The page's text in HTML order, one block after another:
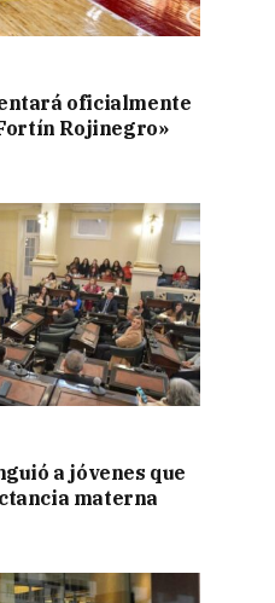
oficialmente
Rojinegro»
a jóvenes que
materna